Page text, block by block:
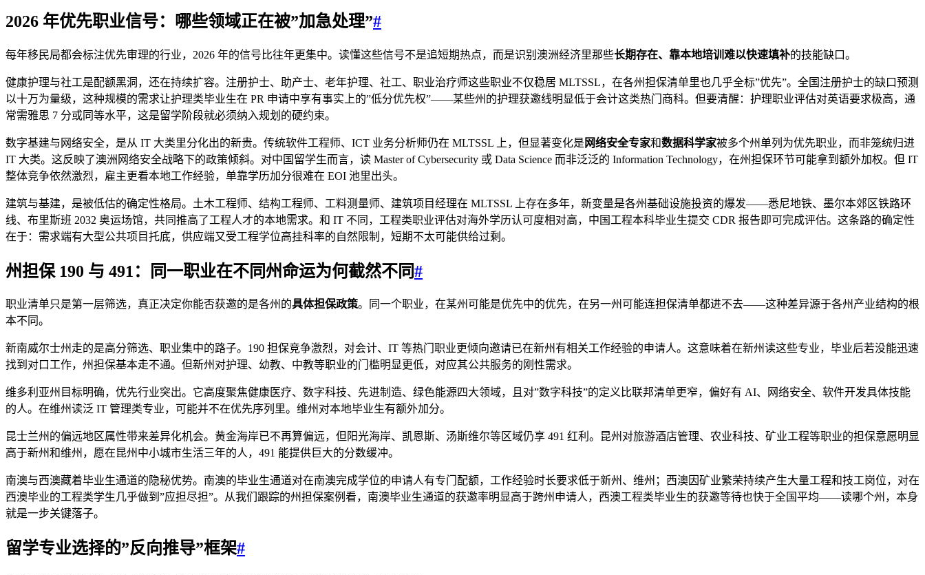
2026 年优先职业信号：哪些领域正在被”加急处理”#
每年移民局都会标注优先审理的行业，2026 年的信号比往年更集中。读懂这些信号不是追短期热点，而是识别澳洲经济里那些长期存在、靠本地培训难以快速填补的技能缺口。
健康护理与社工是配额黑洞，还在持续扩容。注册护士、助产士、老年护理、社工、职业治疗师这些职业不仅稳居 MLTSSL，在各州担保清单里也几乎全标”优先”。全国注册护士的缺口预测
以十万为量级，这种规模的需求让护理类毕业生在 PR 申请中享有事实上的”低分优先权”——某些州的护理获邀线明显低于会计这类热门商科。但要清醒：护理职业评估对英语要求极高，通
常需雅思 7 分或同等水平，这是留学阶段就必须纳入规划的硬约束。
数字基建与网络安全，是从 IT 大类里分化出的新贵。传统软件工程师、ICT 业务分析师仍在 MLTSSL 上，但显著变化是 网络安全专家和数据科学家被多个州单列为优先职业，而非笼统归进
IT 大类。这反映了澳洲网络安全战略下的政策倾斜。对中国留学生而言，读 Master of Cybersecurity 或 Data Science 而非泛泛的 Information Technology，在州担保环节可能拿到额外加权。但 IT
整体竞争依然激烈，雇主更看本地工作经验，单靠学历加分很难在 EOI 池里出头。
建筑与基建，是被低估的确定性格局。土木工程师、结构工程师、工料测量师、建筑项目经理在 MLTSSL 上存在多年，新变量是各州基础设施投资的爆发——悉尼地铁、墨尔本郊区铁路环
线、布里斯班 2032 奥运场馆，共同推高了工程人才的本地需求。和 IT 不同，工程类职业评估对海外学历认可度相对高，中国工程本科毕业生提交 CDR 报告即可完成评估。这条路的确定性
在于：需求端有大型公共项目托底，供应端又受工程学位高挂科率的自然限制，短期不太可能供给过剩。
州担保 190 与 491：同一职业在不同州命运为何截然不同#
职业清单只是第一层筛选，真正决定你能否获邀的是各州的具体担保政策。同一个职业，在某州可能是优先中的优先，在另一州可能连担保清单都进不去——这种差异源于各州产业结构的根
本不同。
新南威尔士州走的是高分筛选、职业集中的路子。190 担保竞争激烈，对会计、IT 等热门职业更倾向邀请已在新州有相关工作经验的申请人。这意味着在新州读这些专业，毕业后若没能迅速
找到对口工作，州担保基本走不通。但新州对护理、幼教、中教等职业的门槛明显更低，对应其公共服务的刚性需求。
维多利亚州目标明确，优先行业突出。它高度聚焦健康医疗、数字科技、先进制造、绿色能源四大领域，且对”数字科技”的定义比联邦清单更窄，偏好有 AI、网络安全、软件开发具体技能
的人。在维州读泛 IT 管理类专业，可能并不在优先序列里。维州对本地毕业生有额外加分。
昆士兰州的偏远地区属性带来差异化机会。黄金海岸已不再算偏远，但阳光海岸、凯恩斯、汤斯维尔等区域仍享 491 红利。昆州对旅游酒店管理、农业科技、矿业工程等职业的担保意愿明显
高于新州和维州，愿在昆州中小城市生活三年的人，491 能提供巨大的分数缓冲。
南澳与西澳藏着毕业生通道的隐秘优势。南澳的毕业生通道对在南澳完成学位的申请人有专门配额，工作经验时长要求低于新州、维州；西澳因矿业繁荣持续产生大量工程和技工岗位，对在
西澳毕业的工程类学生几乎做到”应担尽担”。从我们跟踪的州担保案例看，南澳毕业生通道的获邀率明显高于跨州申请人，西澳工程类毕业生的获邀等待也快于全国平均——读哪个州，本身
就是一步关键落子。
留学专业选择的”反向推导”框架#